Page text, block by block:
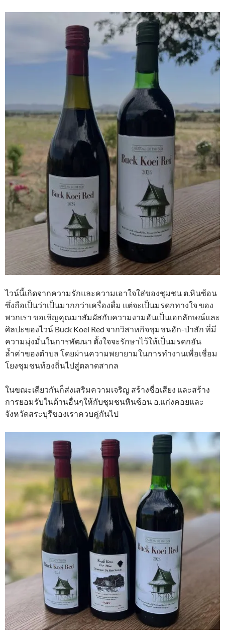
ไวน์นี้เกิดจากความรักและความเอาใจใส่ของชุมชน ต.หินซ้อน
ซึ่งถือเป็นว่าเป็นมากกว่าเครื่องดื่ม แต่จะเป็นมรดกทางใจ ของ
พวกเรา ขอเชิญคุณมาสัมผัสกับความงามอันเป็นเอกลักษณ์และ
ศิลปะของไวน์ Buck Koei Red จากวิสาหกิจชุมชนฮัก-ป่าสัก ที่มี
ความมุ่งมั่นในการพัฒนา ตั้งใจจะรักษาไว้ให้เป็นมรดกอัน
ล้ำค่าของตำบล โดยผ่านความพยายามในการทำงานเพื่อเชื่อม
โยงชุมชนท้องถิ่นไปสู่ตลาดสากล
ในขณะเดียวกันก็ส่งเสริมความเจริญ สร้างชื่อเสียง และสร้าง
การยอมรับในด้านอื่นๆให้กับชุมชนหินซ้อน อ.แก่งคอยและ
จังหวัดสระบุรีของเราควบคู่กันไป